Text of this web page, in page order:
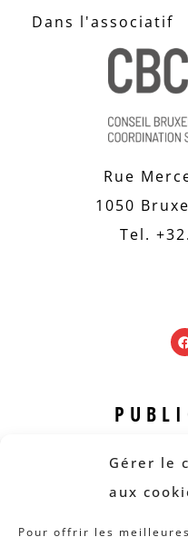
Gérer le
aux
Pour offrir les
Dans l'associatif
Rue
1050
Tel.
Revue B.I.S.
Rapports et
Articles